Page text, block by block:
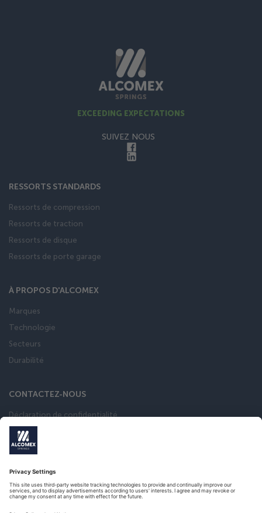
EXCEEDING EXPECTATIONS
SUIVEZ NOUS
RESSORTS STANDARDS
Ressorts de compression
Ressorts de traction
Ressorts de disque
Ressorts de porte garage
À PROPOS D'ALCOMEX
Marques
Technologie
Secteurs
Durabilité
CONTACTEZ-NOUS
Déclaration de confidentialité
Conditions general de vente
calculateur de ressort